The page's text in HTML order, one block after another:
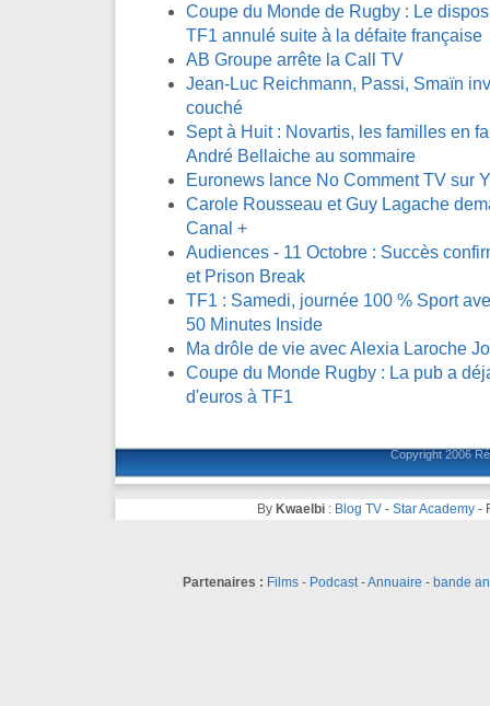
Coupe du Monde de Rugby : Le
TF1 annulé suite à la défaite française
AB Groupe arrête la Call TV
Jean-Luc Reichmann, Passi, Smaïn
couché
Sept à Huit : Novartis, les familles en
André Bellaiche au sommaire
Euronews lance No Comment TV sur
Carole Rousseau et Guy Lagache
Canal +
Audiences - 11 Octobre : Succès
et Prison Break
TF1 : Samedi, journée 100 % Sport
50 Minutes Inside
Ma drôle de vie avec Alexia Laroche
Coupe du Monde Rugby : La pub a
d'euros à TF1
Copyright 2006
By Kwaelbi: Blog TV- Star Academy-
Partenaires : Films- Podcast-Annuaire - bande